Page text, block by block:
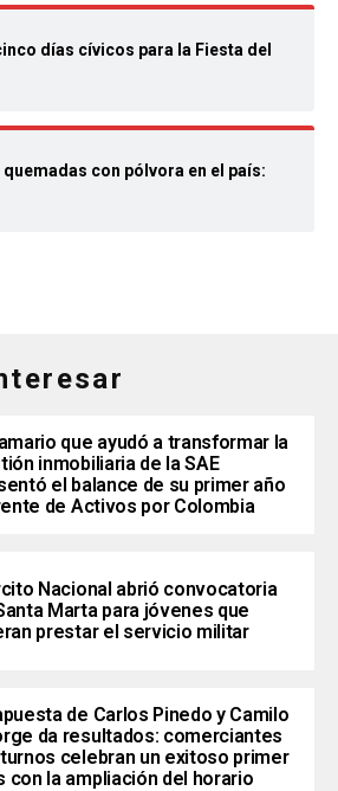
días cívicos para la Fiesta del
con pólvora en el país:
que ayudó a transformar la
inmobiliaria de la SAE
el balance de su primer año
de Activos por Colombia
Nacional abrió convocatoria
Marta para jóvenes que
prestar el servicio militar
de Carlos Pinedo y Camilo
da resultados: comerciantes
celebran un exitoso primer
con la ampliación del horario